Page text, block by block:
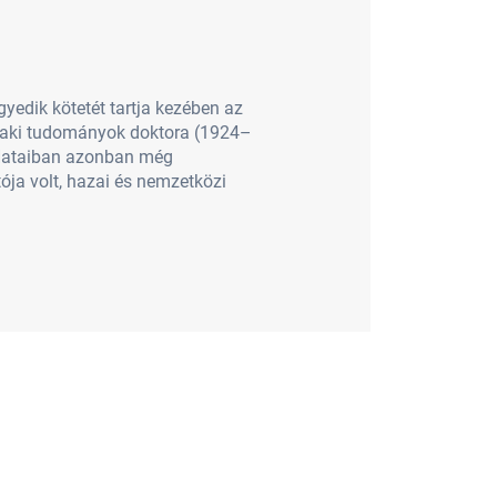
kötetét tartja kezében az
tudományok doktora (1924–
azonban még
volt, hazai és nemzetközi